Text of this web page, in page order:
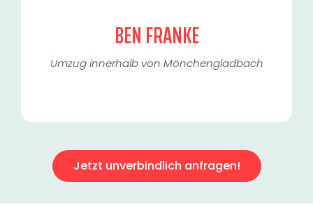
BEN FRANKE
Umzug innerhalb von Mönchengladbach​
Jetzt unverbindlich anfragen!